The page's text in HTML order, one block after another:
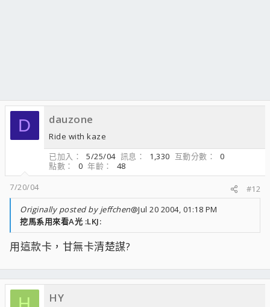
D dauzone
Ride with kaze
已加入
5/25/04 訊息 1,330 互動分數
0
點數
0 年齡
48
7/20/04
#12
Originally posted by jeffchen@Jul 20 2004, 01:18 PM
挖馬系用來看A光 :LKJ:
用這款卡，甘無卡清楚謀?
HY